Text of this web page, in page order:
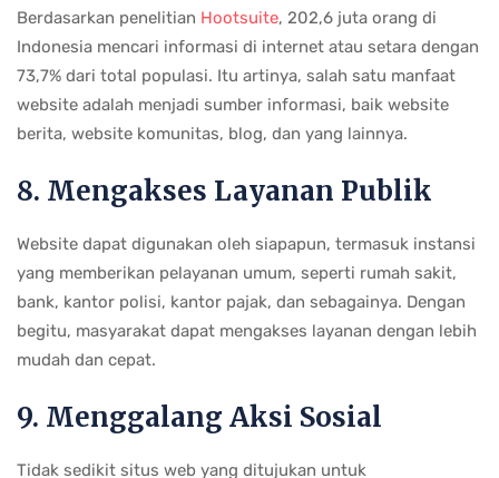
Berdasarkan penelitian Hootsuite, 202,6 juta orang di
Indonesia mencari informasi di internet atau setara dengan
73,7% dari total populasi. Itu artinya, salah satu manfaat
website adalah menjadi sumber informasi, baik website
berita, website komunitas, blog, dan yang lainnya.
8. Mengakses Layanan Publik
Website dapat digunakan oleh siapapun, termasuk instansi
yang memberikan pelayanan umum, seperti rumah sakit,
bank, kantor polisi, kantor pajak, dan sebagainya. Dengan
begitu, masyarakat dapat mengakses layanan dengan lebih
mudah dan cepat.
9. Menggalang Aksi Sosial
Tidak sedikit situs web yang ditujukan untuk